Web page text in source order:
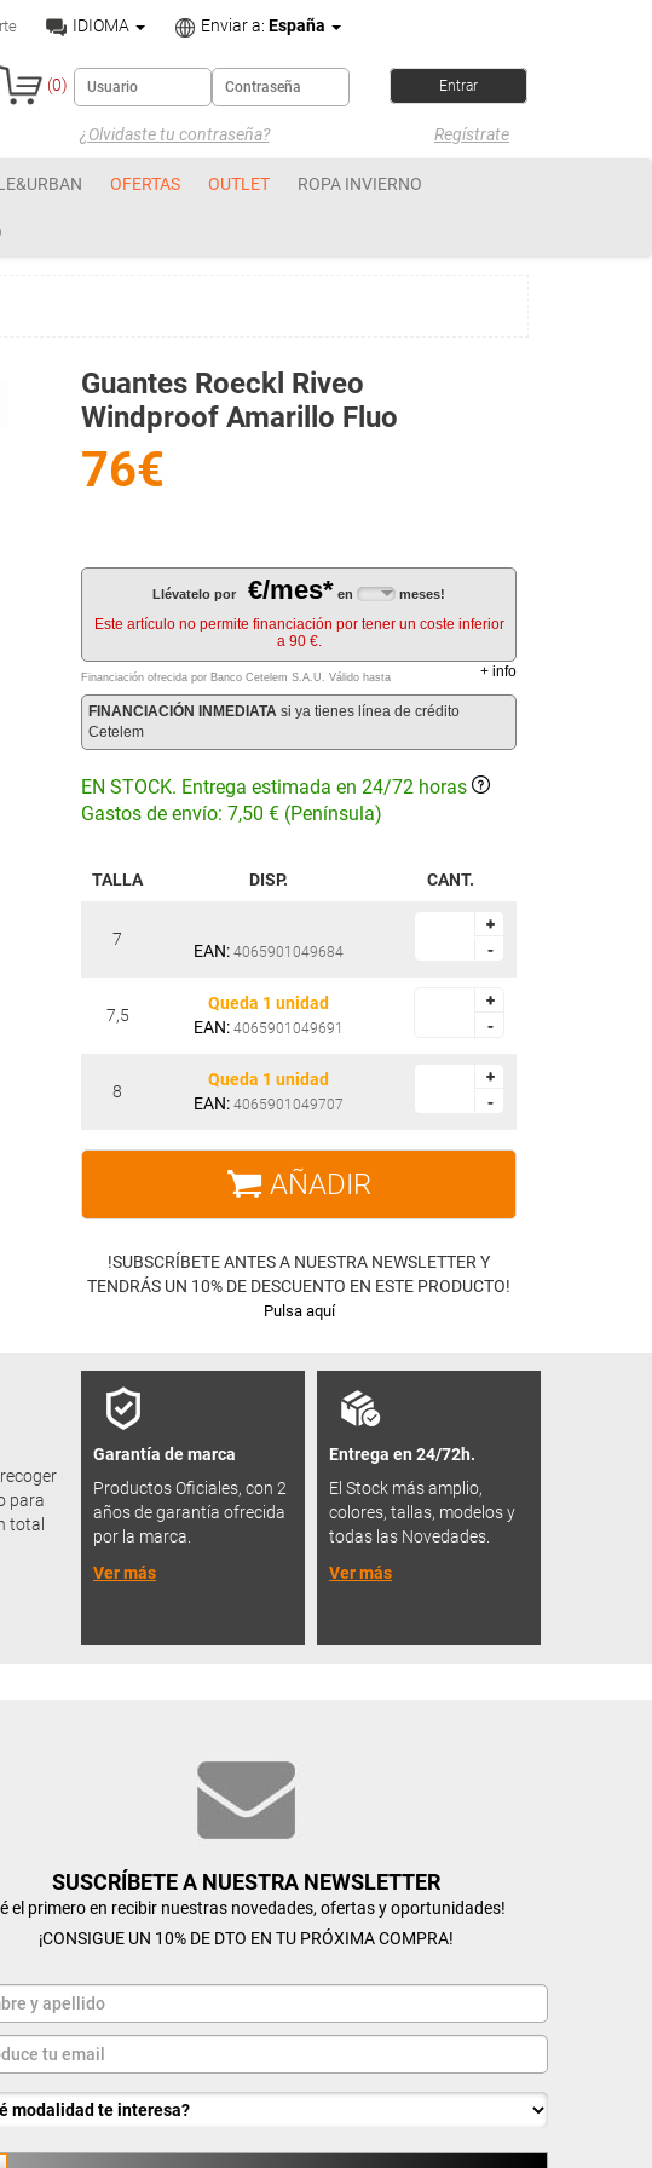
IDIOMA Enviar a: España
(0)
¿Olvidaste tu contraseña? Regístrate
OFERTAS OUTLET ROPA INVIERNO
Guantes Roeckl Riveo
Windproof Amarillo Fluo
76€
Llévatelo por €/mes* en meses!
Este artículo no permite financiación por tener un coste inferior
a 90 €.
Financiación ofrecida por Banco Cetelem S.A.U. Válido hasta + info
FINANCIACIÓN INMEDIATA si ya tienes línea de crédito
Cetelem
EN STOCK. Entrega estimada en 24/72 horas
Gastos de envío: 7,50 € (Península)
TALLA DISP. CANT.
7
EAN: 4065901049684
+
-
+
-
7,5
Queda 1 unidad
EAN: 4065901049691
+
-
+
-
8
Queda 1 unidad
EAN: 4065901049707
+
-
+
-
AÑADIR
!SUBSCRÍBETE ANTES A NUESTRA NEWSLETTER Y
TENDRÁS UN 10% DE DESCUENTO EN ESTE PRODUCTO!
Pulsa aquí
para
total
Garantía de marca
Productos Oficiales, con 2
años de garantía ofrecida
por la marca.
Ver más
Entrega en 24/72h.
El Stock más amplio,
colores, tallas, modelos y
todas las Novedades.
Ver más
SUSCRÍBETE A NUESTRA NEWSLETTER
el primero en recibir nuestras novedades, ofertas y oportunidades!
¡CONSIGUE UN 10% DE DTO EN TU PRÓXIMA COMPRA!